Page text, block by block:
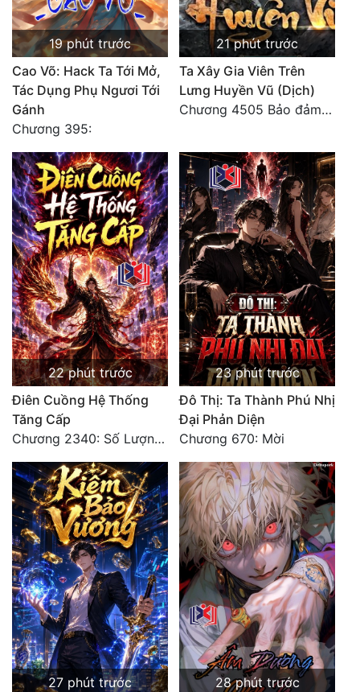
19 phút trước
Cao Võ: Hack Ta Tới Mở,
Tác Dụng Phụ Ngươi Tới
Gánh
Chương 395:
21 phút trước
Ta Xây Gia Viên Trên
Lưng Huyền Vũ (Dịch)
Chương 4505 Bảo đảm nhất.
22 phút trước
Điên Cuồng Hệ Thống
Tăng Cấp
Chương 2340: Số Lượng Bất Túc!
23 phút trước
Đô Thị: Ta Thành Phú Nhị
Đại Phản Diện
Chương 670: Mời
27 phút trước
28 phút trước